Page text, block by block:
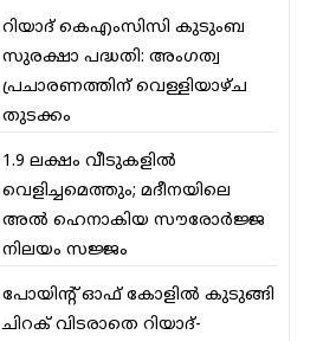
റിയാദ് കെഎംസിസി കുടുംബ
സുരക്ഷാ പദ്ധതി: അംഗത്വ
പ്രചാരണത്തിന് വെള്ളിയാഴ്ച
തുടക്കം
1.9 ലക്ഷം വീടുകളില്‍
വെളിച്ചമെത്തും; മദീനയിലെ
അല്‍ ഹെനാകിയ സൗരോര്‍ജ്ജ
നിലയം സജ്ജം
പോയിന്റ് ഓഫ് കോളില്‍ കുടുങ്ങി
ചിറക് വിടരാതെ റിയാദ്-